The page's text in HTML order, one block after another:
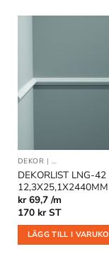
DEKOR | DEKORLIST
DEKORLIST LNG-
12,3X25,1X2440MM
kr 69,7 /m
170 kr ST
LÄGG TILL I